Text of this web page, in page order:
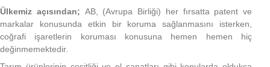
Ülkemiz açısından; AB, (Avrupa Birliği) her fırsatta patent ve
markalar konusunda etkin bir koruma sağlanmasını isterken,
coğrafi işaretlerin koruması konusuna hemen hemen hiç
değinmemektedir.